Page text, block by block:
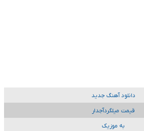
دانلود آهنگ جدید
قیمت میلگردآجدار
به موزیک